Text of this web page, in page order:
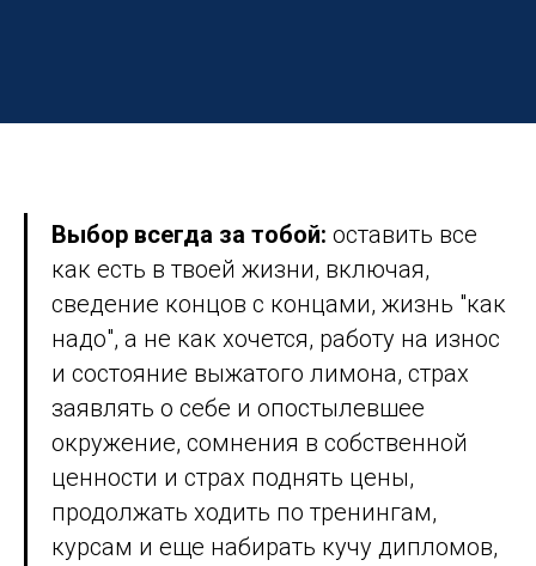
Выбор всегда за тобой: оставить все
как есть в твоей жизни, включая,
сведение концов с концами, жизнь "как
надо", а не как хочется, работу на износ
и состояние выжатого лимона, страх
заявлять о себе и опостылевшее
окружение, сомнения в собственной
ценности и страх поднять цены,
продолжать ходить по тренингам,
курсам и еще набирать кучу дипломов,